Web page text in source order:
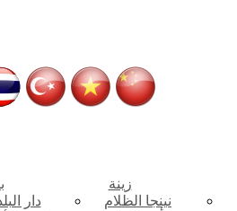
دار
زينة
نينجا الظلام